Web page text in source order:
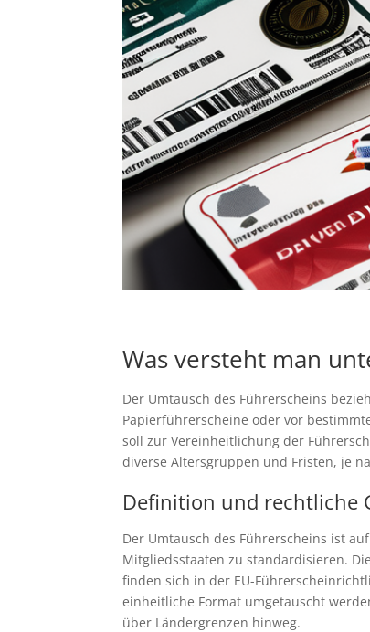
Was versteht man
Der Umtausch des Führerscheins
Papierführerscheine oder vor
soll zur Vereinheitlichung der
diverse Altersgruppen und Fristen, je
Definition und rechtliche
Der Umtausch des Führerscheins ist
Mitgliedsstaaten zu standardisieren.
finden sich in der EU-
einheitliche Format umgetauscht
über Ländergrenzen hinweg.